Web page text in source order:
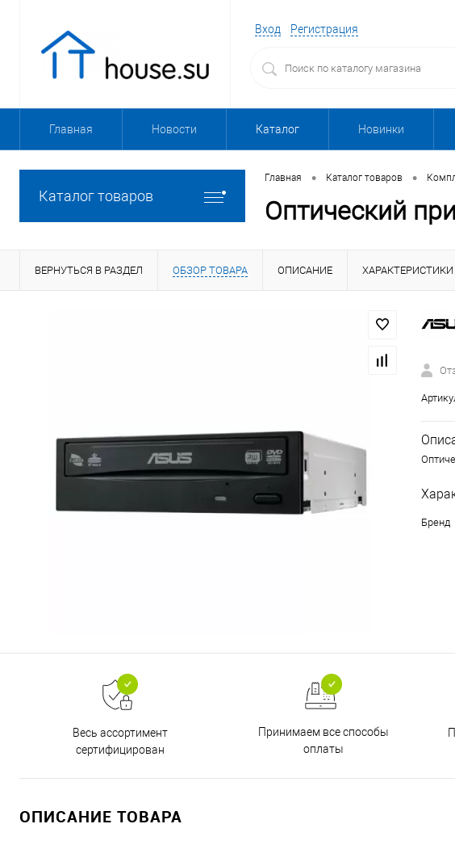
Вход Регистрация
Главная Новости Каталог Новинки
Каталог товаров
Главная • Каталог товаров •
Оптический
ВЕРНУТЬСЯ В РАЗДЕЛ ОБЗОР ТОВАРА ОПИСАНИЕ ХАРАКТЕРИСТИКИ
Бренд
Весь ассортимент
сертифицирован
Принимаем все способы
оплаты
ОПИСАНИЕ ТОВАРА